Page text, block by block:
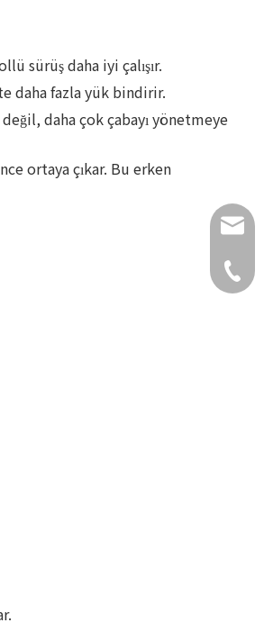
sürüş daha iyi çalışır.
daha fazla yük bindirir.
daha çok çabayı yönetmeye
ortaya çıkar. Bu erken
+49